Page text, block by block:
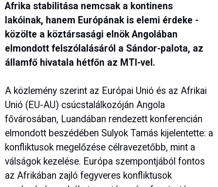
Afrika stabilitása nemcsak a kontinens
lakóinak, hanem Európának is elemi érdeke -
közölte a köztársasági elnök Angolában
elmondott felszólalásáról a Sándor-palota, az
államfő hivatala hétfőn az MTI-vel.
A közlemény szerint az Európai Unió és az Afrikai
Unió (EU-AU) csúcstalálkozóján Angola
fővárosában, Luandában rendezett konferencián
elmondott beszédében Sulyok Tamás kijelentette: a
konfliktusok megelőzése célravezetőbb, mint a
válságok kezelése. Európa szempontjából fontos
az Afrikában zajló fegyveres konfliktusok